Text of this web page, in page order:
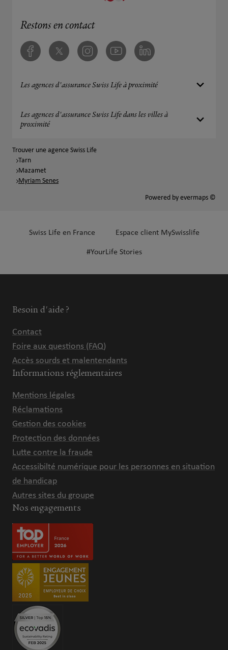
Restons en contact
FacebookTwitter InstagramYoutube Linkedin
Les agences d'assurance Swiss Life à proximité
Les agences d'assurance Swiss Life dans les villes à
proximité
Trouver une agence Swiss Life
Tarn
Mazamet
Myriam Senes
Powered by evermaps ©
Swiss Life en France Espace client MySwisslife
#YourLife Stories
Besoin d'aide ?
Contact
Foire aux questions (FAQ)
Accès sourds et malentendants
Informations réglementaires
Mentions légales
Réclamations
Gestion des cookies
Protection des données
Lutte contre la fraude
Accessibilté numérique pour les personnes en situation
de handicap
Autres sites du groupe
Nos engagements